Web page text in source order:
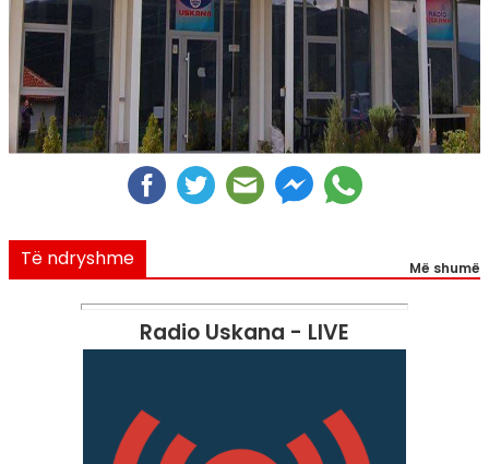
Të ndryshme Më shumë
Radio Uskana - LIVE